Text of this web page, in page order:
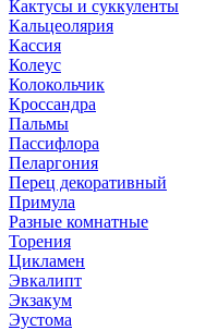
Кактусы и суккуленты
Кальцеолярия
Кассия
Колеус
Колокольчик
Кроссандра
Пальмы
Пассифлора
Пеларгония
Перец декоративный
Примула
Разные комнатные
Торения
Цикламен
Эвкалипт
Экзакум
Эустома